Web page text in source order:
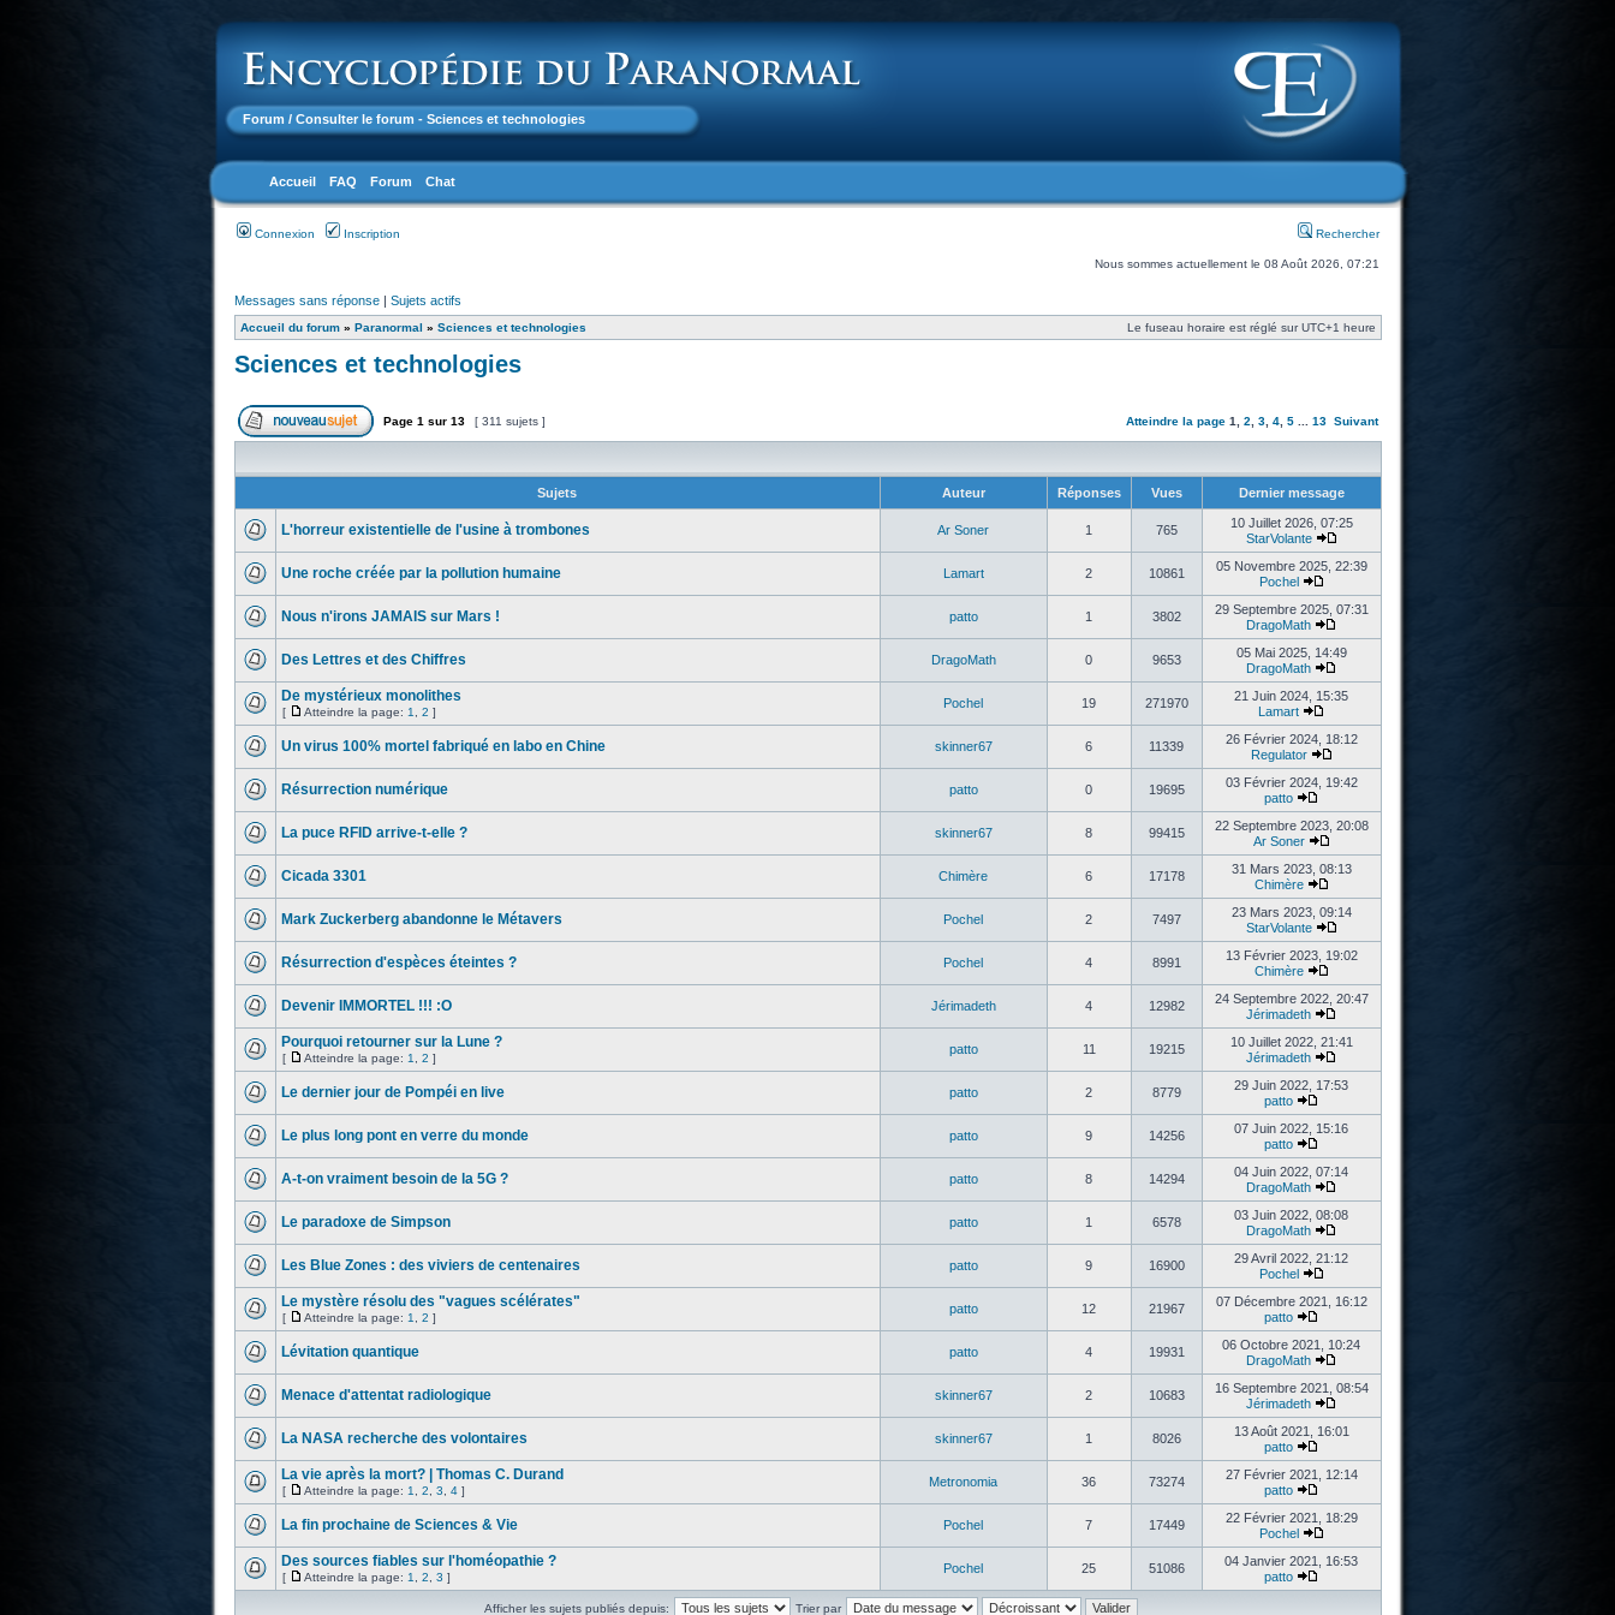
Forum / Consulter le forum - Sciences et technologies
Accueil FAQ Forum Chat
Connexion Inscription Rechercher
Nous sommes actuellement le 08 Août 2026, 07:21
Messages sans réponse| Sujets actifs
Accueil du forum» Paranormal » Sciences et technologies Le fuseau horaire est réglé sur UTC+1 heure
Sciences et technologies
Page 1 sur 13 [ 311 sujets ] Atteindre la page 1 2 3, 4, 5... 13 Suivant
Sujets Auteur Réponses Vues Dernier message
L'horreur existentielle de l'usine à trombones Ar Soner 1 765
10 Juillet 2026, 07:25
StarVolante
Une roche créée par la pollution humaine Lamart 2 10861
05 Novembre 2025, 22:39
Pochel
Nous n'irons JAMAIS sur Mars ! patto 1 3802
29 Septembre 2025, 07:31
DragoMath
Des Lettres et des Chiffres DragoMath 0 9653
05 Mai 2025, 14:49
DragoMath
De mystérieux monolithes
[ Atteindre la page: 1 2 ]
Pochel 19 271970
21 Juin 2024, 15:35
Lamart
Un virus 100% mortel fabriqué en labo en Chine skinner67 6 11339
26 Février 2024, 18:12
Regulator
Résurrection numérique patto 0 19695
03 Février 2024, 19:42
patto
La puce RFID arrive-t-elle ? skinner67 8 99415
22 Septembre 2023, 20:08
Ar Soner
Cicada 3301 Chimère 6 17178
31 Mars 2023, 08:13
Chimère
Mark Zuckerberg abandonne le Métavers Pochel 2 7497
23 Mars 2023, 09:14
StarVolante
Résurrection d'espèces éteintes ? Pochel 4 8991
13 Février 2023, 19:02
Chimère
Devenir IMMORTEL !!! :O Jérimadeth 4 12982
24 Septembre 2022, 20:47
Jérimadeth
Pourquoi retourner sur la Lune ?
[ Atteindre la page: 1 2 ]
patto 11 19215
10 Juillet 2022, 21:41
Jérimadeth
Le dernier jour de Pompéi en live patto 2 8779
29 Juin 2022, 17:53
patto
Le plus long pont en verre du monde patto 9 14256
07 Juin 2022, 15:16
patto
A-t-on vraiment besoin de la 5G ? patto 8 14294
04 Juin 2022, 07:14
DragoMath
Le paradoxe de Simpson patto 1 6578
03 Juin 2022, 08:08
DragoMath
Les Blue Zones : des viviers de centenaires patto 9 16900
29 Avril 2022, 21:12
Pochel
Le mystère résolu des "vagues scélérates"
[ Atteindre la page: 1 2 ]
patto 12 21967
07 Décembre 2021, 16:12
patto
Lévitation quantique patto 4 19931
06 Octobre 2021, 10:24
DragoMath
Menace d'attentat radiologique skinner67 2 10683
16 Septembre 2021, 08:54
Jérimadeth
La NASA recherche des volontaires skinner67 1 8026
13 Août 2021, 16:01
patto
La vie après la mort? | Thomas C. Durand
[ Atteindre la page: 1 2 3 4]
Metronomia 36 73274
27 Février 2021, 12:14
patto
La fin prochaine de Sciences & Vie Pochel 7 17449
22 Février 2021, 18:29
Pochel
Des sources fiables sur l'homéopathie ?
[ Atteindre la page: 1 2 3 ]
Pochel 25 51086
04 Janvier 2021, 16:53
patto
Afficher les sujets publiés depuis: Trier par